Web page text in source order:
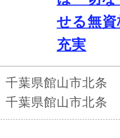
せる無
充実
千葉県館山市北条
千葉県館山市北条